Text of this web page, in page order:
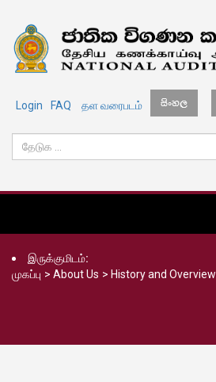
Login FAQ தள வரைபடம்
இருக்குமிடம்:
முகப்பு > About Us > History and Overview